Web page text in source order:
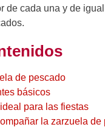
de cada una y de
de pescado
básicos
para las fiestas
la zarzuela de